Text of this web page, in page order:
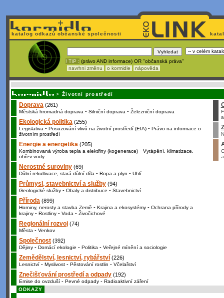
katalog odkazů občanské společnosti
! TIP : (právo AND informace) OR "občanská práva"
navrhni změnu
o kormidle nápověda
> Životní prostředí
Doprava (261)
Městská hromadná doprava - Silniční doprava - Železniční doprava
Ekologická politika (255)
Legislativa - Posuzování vlivů na životní prostředí (EIA) - Právo na informace o
životním prostředí
Energie a energetika (205)
Kombinovaná výroba tepla a elektřiny (kogenerace) - Vytápění, klimatizace,
ohřev vody
Nerostné suroviny (69)
Důlní rekultivace, stará důlní díla - Ropa a plyn - Uhlí
Průmysl, stavebnictví a služby (94)
Geologické služby - Obaly a distribuce - Stavebnictví
Příroda (899)
Horniny, nerosty a stavba Země - Krajina a ekosystémy - Ochrana přírody a
krajiny - Rostliny - Voda - Živočichové
Regionální rozvoj (74)
Města - Venkov
Společnost (392)
Dějiny - Domácí ekologie - Politika - Veřejné mínění a sociologie
Zemědělství, lesnictví, rybářství (226)
Lesnictví - Myslivost - Pěstování rostlin - Včelařství
Znečišťování prostředí a odpady (192)
Emise do ovzduší - Pevné odpady - Radioaktivní záření
ODKAZY